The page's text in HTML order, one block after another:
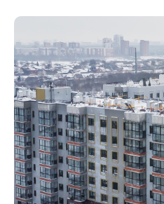
Пожалуйста, оставьте
перезвоним.
Добро пожаловать
кабинет